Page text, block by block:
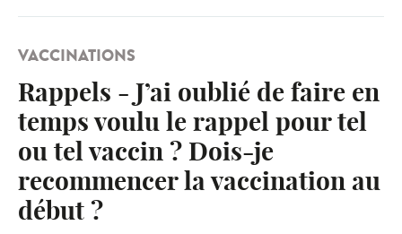
VACCINATIONS
Rappels - J’ai oublié de faire en
temps voulu le rappel pour tel
ou tel vaccin ? Dois-je
recommencer la vaccination au
début ?